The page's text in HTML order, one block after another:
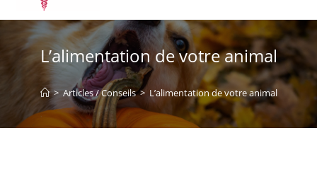
L’alimentation de votre animal
> Articles / Conseils > L’alimentation de votre animal